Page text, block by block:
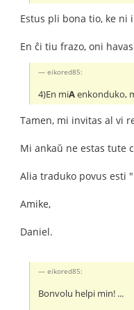
Estus pli bona tio, ke ni
En ĉi tiu frazo, oni
eikored85:
4)En miAenkonduko,
Tamen, mi invitas al vi
Mi ankaŭ ne estas tute
Alia traduko povus esti
Amike,
Daniel.
eikored85:
Bonvolu helpi min! ...